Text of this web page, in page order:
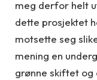
meg derfor helt
dette prosjektet
motsette seg
mening en
grønne skiftet